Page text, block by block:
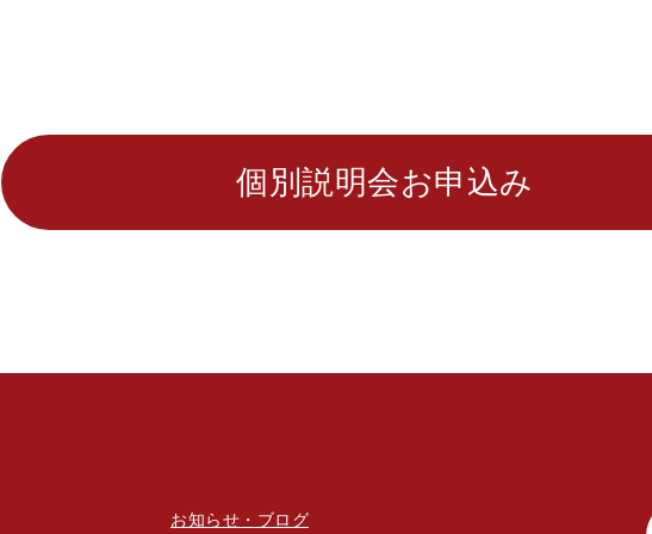
個別説明会お申込み
お知らせ・ブログ